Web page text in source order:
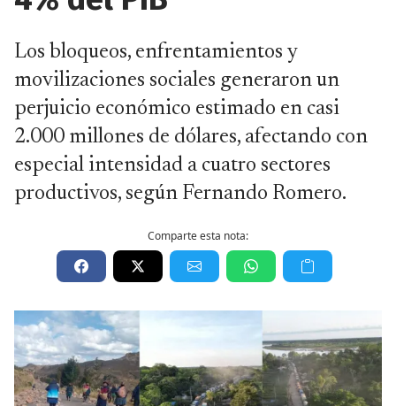
Los bloqueos, enfrentamientos y
movilizaciones sociales generaron un
perjuicio económico estimado en casi
2.000 millones de dólares, afectando con
especial intensidad a cuatro sectores
productivos, según Fernando Romero.
Comparte esta nota: